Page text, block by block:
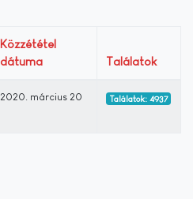
Közzététel
dátuma
Találatok
2020. március 20 Találatok: 4937